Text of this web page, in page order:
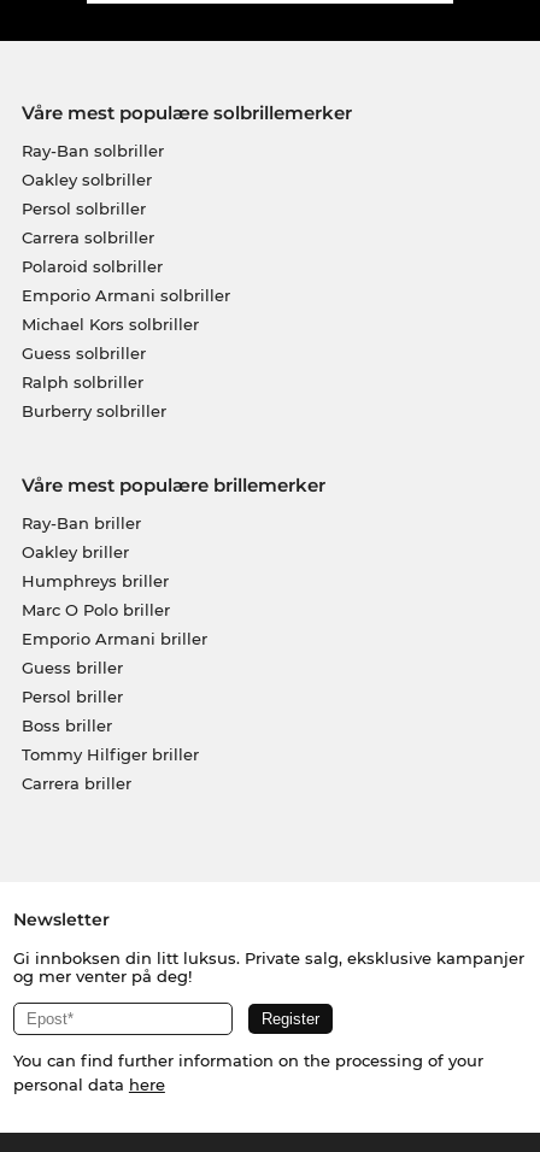
Våre mest populære solbrillemerker
Ray-Ban solbriller
Oakley solbriller
Persol solbriller
Carrera solbriller
Polaroid solbriller
Emporio Armani solbriller
Michael Kors solbriller
Guess solbriller
Ralph solbriller
Burberry solbriller
Våre mest populære brillemerker
Ray-Ban briller
Oakley briller
Humphreys briller
Marc O Polo briller
Emporio Armani briller
Guess briller
Persol briller
Boss briller
Tommy Hilfiger briller
Carrera briller
Newsletter
Gi innboksen din litt luksus. Private salg, eksklusive kampanjer
og mer venter på deg!
You can find further information on the processing of your
personal data here